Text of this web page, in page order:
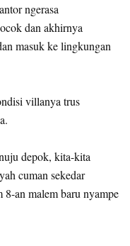
ngerasa
dan akhirnya
masuk ke lingkungan
villanya trus
depok, kita-kita
cuman sekedar
8-an malem baru nyampe